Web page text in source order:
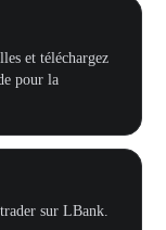
et téléchargez
pour la
sur LBank.